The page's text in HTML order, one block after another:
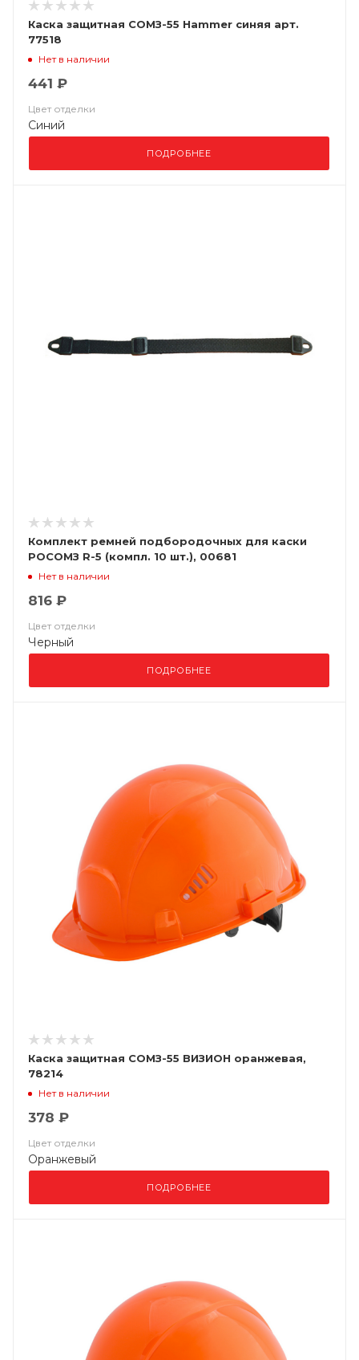
Каска защитная СОМЗ-55 Hammer синяя арт.
77518
Нет в наличии
441 ₽
Цвет отделки
Синий
ПОДРОБНЕЕ
Комплект ремней подбородочных для каски
РОСОМЗ R-5 (компл. 10 шт.), 00681
Нет в наличии
816 ₽
Цвет отделки
Черный
ПОДРОБНЕЕ
Каска защитная СОМЗ-55 ВИЗИОН оранжевая,
78214
Нет в наличии
378 ₽
Цвет отделки
Оранжевый
ПОДРОБНЕЕ